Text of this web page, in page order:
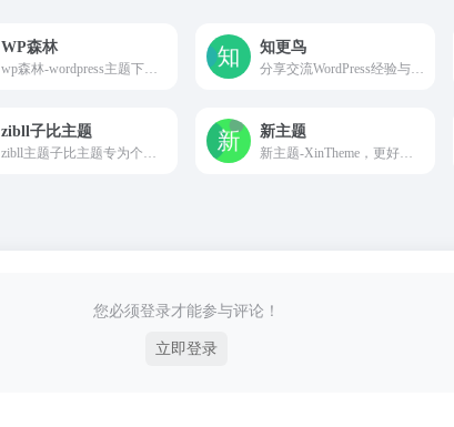
WP森林
wp森林-wordpress主题下载站-致力于为广大网友提供最新最全的wordpress主题-wordpress博客主题-wordpress企业主题-为企业及草根站长提供助力！
知更鸟
分享交流WordPress经验与技巧，关注前端设计与网站制作，打造自己专属的WordPress主题，让你的博客与众不同！
zibll子比主题 新主题
新主题-XinTheme，更好的WordPress主题下载站，提供高品质的WordPress主题，企业主题，博客主题，WordPress模板，还有更多的WordPress安装使用教程供你学习。
您必须登录才能参与评论！
立即登录